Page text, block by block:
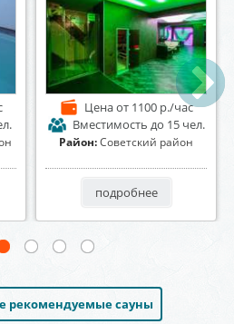
Ценаот 1200 р./час
Вместимость до 10 чел.
Район:Коминтерновский
подробнее
рекомендуемые сауны